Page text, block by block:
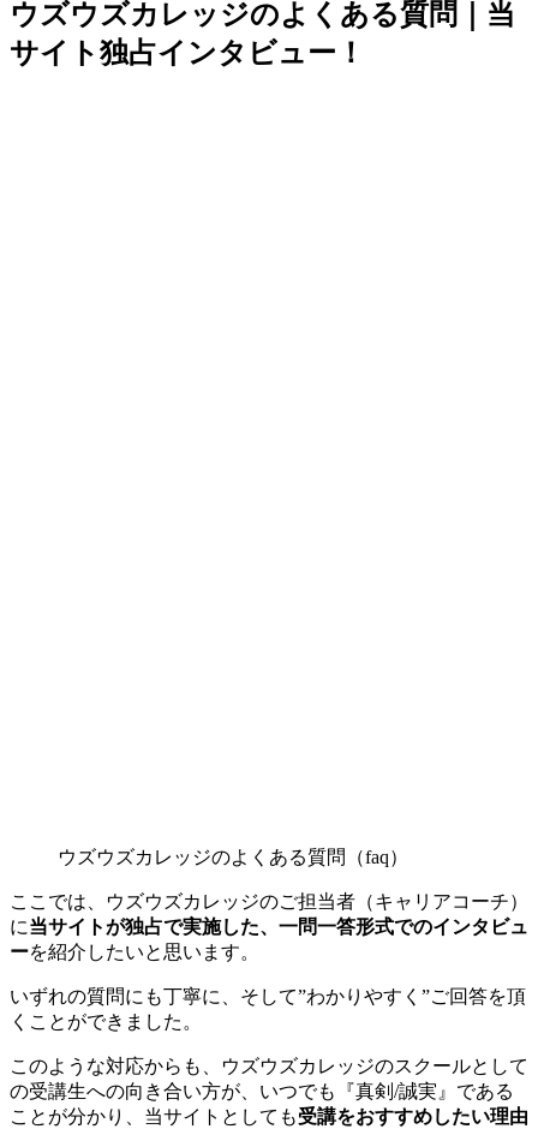
ウズウズカレッジのよくある質問｜当
サイト独占インタビュー！
ウズウズカレッジのよくある質問（faq）
ここでは、ウズウズカレッジのご担当者（キャリアコーチ）
に当サイトが独占で実施した、一問一答形式でのインタビュ
ーを紹介したいと思います。
いずれの質問にも丁寧に、そして”わかりやすく”ご回答を頂
くことができました。
このような対応からも、ウズウズカレッジのスクールとして
の受講生への向き合い方が、いつでも『真剣/誠実』である
ことが分かり、当サイトとしても受講をおすすめしたい理由